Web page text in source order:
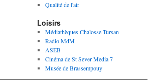
Qualité de l'air
Loisirs
Médiathèques Chalosse Tursan
Radio MdM
ASEB
Cinéma de St Sever Media 7
Musée de Brassempouy